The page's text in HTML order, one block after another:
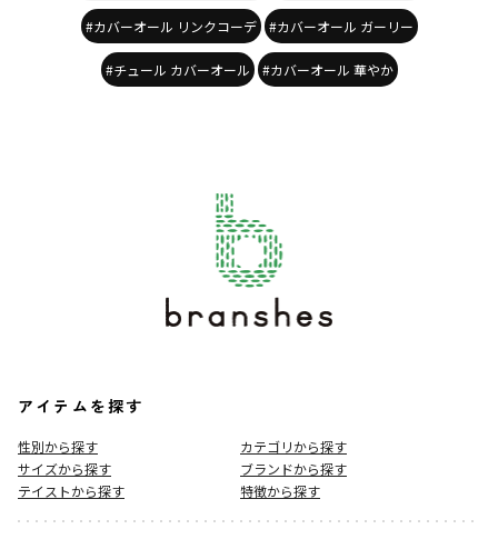
#カバーオール リンクコーデ #カバーオール ガーリー
#チュール カバーオール #カバーオール 華やか
アイテムを探す
性別から探す
カテゴリから探す
サイズから探す
ブランドから探す
テイストから探す
特徴から探す